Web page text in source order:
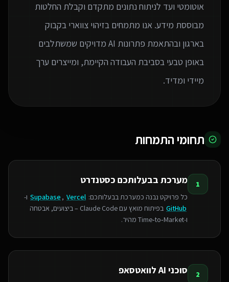
אוטומטי ועד לניתוח נתונים מתקדם וקבלת החלטות
מבוססת מידע. אנו מתמחים בזיהוי צווארי בקבוק
בארגון ובהתאמת פתרונות AI מדויקים שמשתלבים
באופן טבעי בסביבת העבודה הקיימת, ומייצרים ערך
מיידי ומדיד.
תחומי התמחות
1 מערכת בבעלותכם כסטנדרט
כל פרויקט נבנה כמערכת בבעלותכם: Supabase , Vercel
ו-
GitHub
בפיתוח מואץ עם Claude Code – ביצועים, אבטחה
ו‑Time‑to‑Market מהיר.
2 סוכני AI לוואטסאפ